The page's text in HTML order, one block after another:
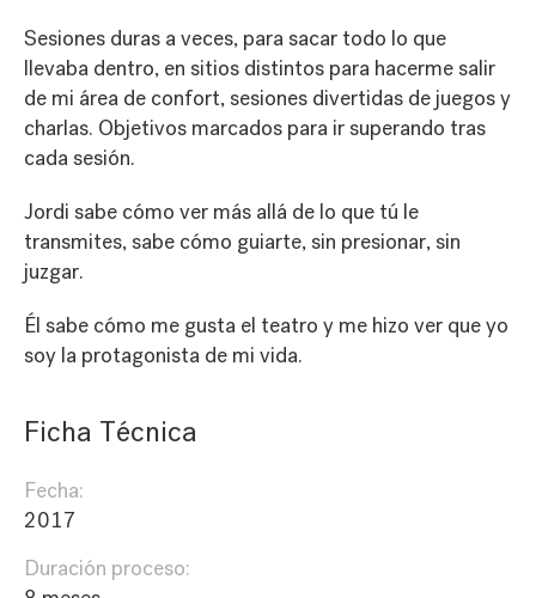
Sesiones duras a veces, para sacar todo lo que
llevaba dentro, en sitios distintos para hacerme salir
de mi área de confort, sesiones divertidas de juegos y
charlas. Objetivos marcados para ir superando tras
cada sesión.
Jordi sabe cómo ver más allá de lo que tú le
transmites, sabe cómo guiarte, sin presionar, sin
juzgar.
Él sabe cómo me gusta el teatro y me hizo ver que yo
soy la protagonista de mi vida.
Ficha Técnica
Fecha:
2017
Duración proceso: